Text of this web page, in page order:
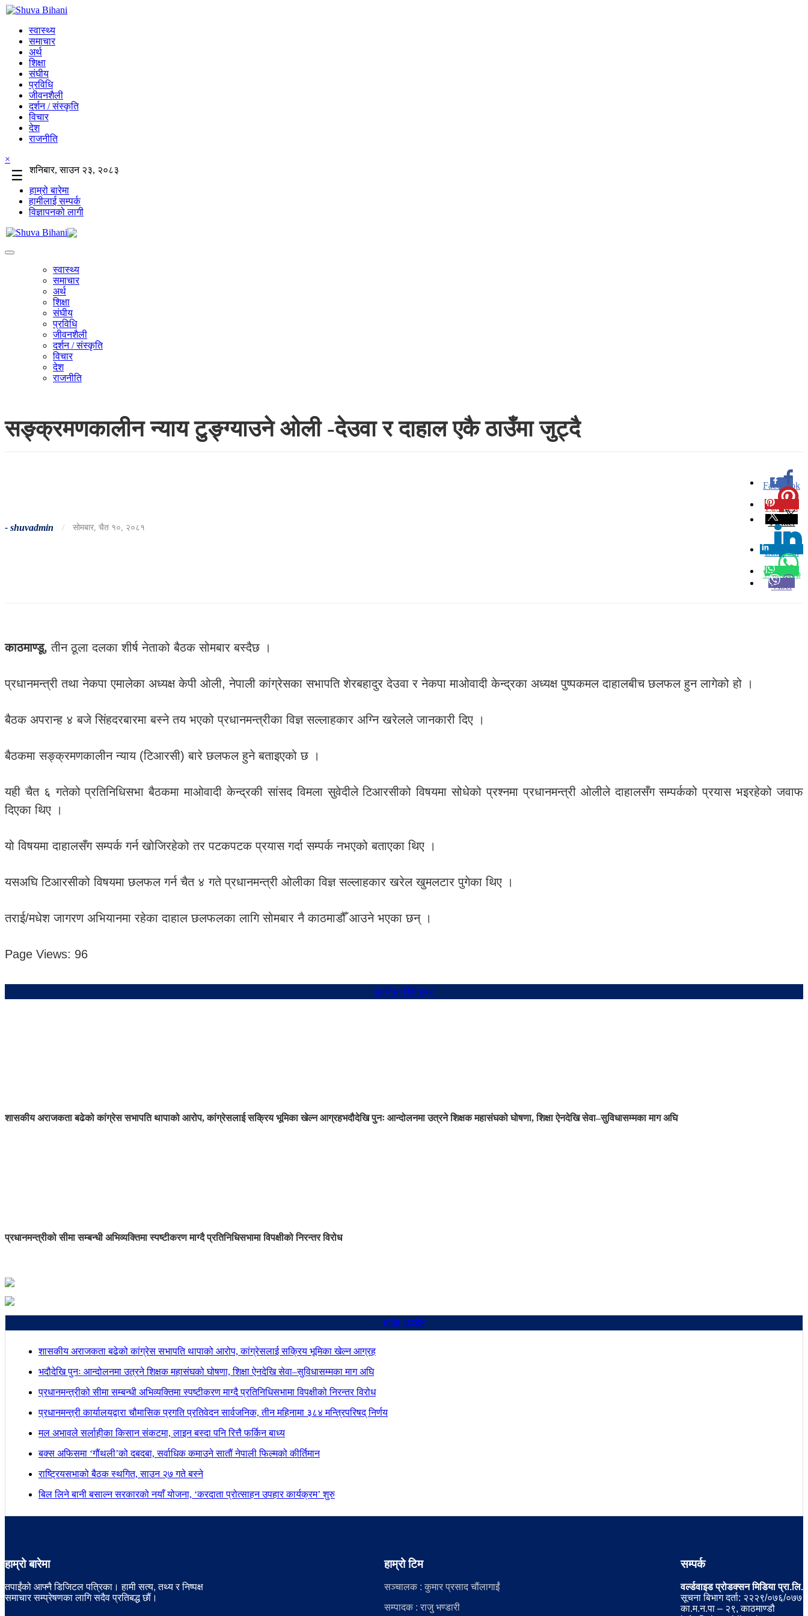
स्वास्थ्य
समाचार
अर्थ
शिक्षा
संघीय
प्रविधि
जीवनशैली
दर्शन / संस्कृति
विचार
देश
राजनीति
×
☰
शनिबार, साउन २३, २०८३
हाम्रो बारेमा
हामीलाई सम्पर्क
विज्ञापनको लागी
स्वास्थ्य
समाचार
अर्थ
शिक्षा
संघीय
प्रविधि
जीवनशैली
दर्शन / संस्कृति
विचार
देश
राजनीति
सङ्क्रमणकालीन न्याय टुङ्ग्याउने ओली -देउवा र दाहाल एकै ठाउँमा जुट्दै
- shuvadmin / सोमबार, चैत १०, २०८१
Facebook
0
Pinterest
Twitter
Linkedin
0
Whatsapp
Viber
काठमाण्डू, तीन ठूला दलका शीर्ष नेताको बैठक सोमबार बस्दैछ ।
प्रधानमन्त्री तथा नेकपा एमालेका अध्यक्ष केपी ओली, नेपाली कांग्रेसका सभापति शेरबहादुर देउवा र नेकपा माओवादी केन्द्रका अध्यक्ष पुष्पकमल दाहालबीच छलफल हुन लागेको हो ।
बैठक अपरान्ह ४ बजे सिंहदरबारमा बस्ने तय भएको प्रधानमन्त्रीका विज्ञ सल्लाहकार अग्नि खरेलले जानकारी दिए ।
बैठकमा सङ्क्रमणकालीन न्याय (टिआरसी) बारे छलफल हुने बताइएको छ ।
यही चैत ६ गतेको प्रतिनिधिसभा बैठकमा माओवादी केन्द्रकी सांसद विमला सुवेदीले टिआरसीको विषयमा सोधेको प्रश्नमा प्रधानमन्त्री ओलीले दाहालसँग सम्पर्कको प्रयास भइरहेको जवाफ
दिएका थिए ।
यो विषयमा दाहालसँग सम्पर्क गर्न खोजिरहेको तर पटकपटक प्रयास गर्दा सम्पर्क नभएको बताएका थिए ।
यसअघि टिआरसीको विषयमा छलफल गर्न चैत ४ गते प्रधानमन्त्री ओलीका विज्ञ सल्लाहकार खरेल खुमलटार पुगेका थिए ।
तराई/मधेश जागरण अभियानमा रहेका दाहाल छलफलका लागि सोमबार नै काठमाडौँ आउने भएका छन् ।
Page Views: 96
संबन्धित शिर्षकहरु
शासकीय अराजकता बढेको कांग्रेस सभापति थापाको आरोप, कांग्रेसलाई सक्रिय भूमिका खेल्न आग्रहभदौदेखि पुनः आन्दोलनमा उत्रने शिक्षक महासंघको घोषणा, शिक्षा ऐनदेखि सेवा–सुविधासम्मका माग अघि
प्रधानमन्त्रीको सीमा सम्बन्धी अभिव्यक्तिमा स्पष्टीकरण माग्दै प्रतिनिधिसभामा विपक्षीको निरन्तर विरोध
ताजा अपडेट
शासकीय अराजकता बढेको कांग्रेस सभापति थापाको आरोप, कांग्रेसलाई सक्रिय भूमिका खेल्न आग्रह
भदौदेखि पुनः आन्दोलनमा उत्रने शिक्षक महासंघको घोषणा, शिक्षा ऐनदेखि सेवा–सुविधासम्मका माग अघि
प्रधानमन्त्रीको सीमा सम्बन्धी अभिव्यक्तिमा स्पष्टीकरण माग्दै प्रतिनिधिसभामा विपक्षीको निरन्तर विरोध
प्रधानमन्त्री कार्यालयद्वारा चौमासिक प्रगति प्रतिवेदन सार्वजनिक, तीन महिनामा ३८४ मन्त्रिपरिषद् निर्णय
मल अभावले सर्लाहीका किसान संकटमा, लाइन बस्दा पनि रित्तै फर्किन बाध्य
बक्स अफिसमा ‘गौंथली’को दबदबा, सर्वाधिक कमाउने सातौं नेपाली फिल्मको कीर्तिमान
राष्ट्रियसभाको बैठक स्थगित, साउन २७ गते बस्ने
बिल लिने बानी बसाल्न सरकारको नयाँ योजना, ‘करदाता प्रोत्साहन उपहार कार्यक्रम’ शुरु
हाम्रो बारेमा
तपाईंको आफ्नै डिजिटल पत्रिका। हामी सत्य, तथ्य र निष्पक्ष
समाचार सम्प्रेषणका लागि सदैव प्रतिबद्ध छौं।
हाम्रो टिम
सञ्चालक : कुमार प्रसाद चौंलागाईं
सम्पादक : राजु भण्डारी
सम्पर्क
वर्ल्डवाइड प्रोडक्सन मिडिया प्रा.लि.
सूचना बिभाग दर्ता: २२२९/०७६/०७७
का.म.न.पा – २९, काठमाण्डौ